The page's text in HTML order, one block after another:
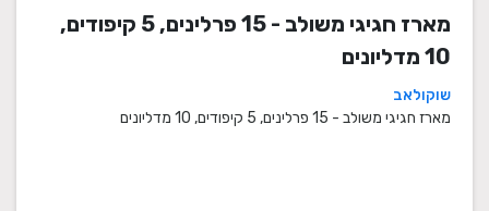
מארז חגיגי משולב - 15 פרלינים, 5 קיפודים,
10 מדליונים
שוקולאב
מארז חגיגי משולב - 15 פרלינים, 5 קיפודים, 10 מדליונים